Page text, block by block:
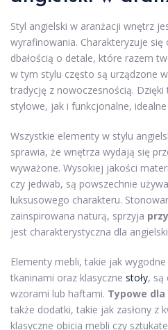
Styl angielski w aranżacji wnętrz
wyrafinowania. Charakteryzuje się
dbałością o detale, które razem
w tym stylu często są urządzone
tradycję z nowoczesnością.
stylowe, jak i funkcjonalne,
Wszystkie elementy w stylu
sprawia, że wnętrza wydają się
wyważone. Wysokiej jakości
czy jedwab, są powszechnie
luksusowego charakteru.
zainspirowana naturą, sprzyja
jest charakterystyczna dla
Elementy mebli, takie jak wygodne
tkaninami oraz klasyczne stoły, są
wzorami lub haftami. Typowe
także dodatki, takie jak zasłony z
klasyczne obicia mebli czy